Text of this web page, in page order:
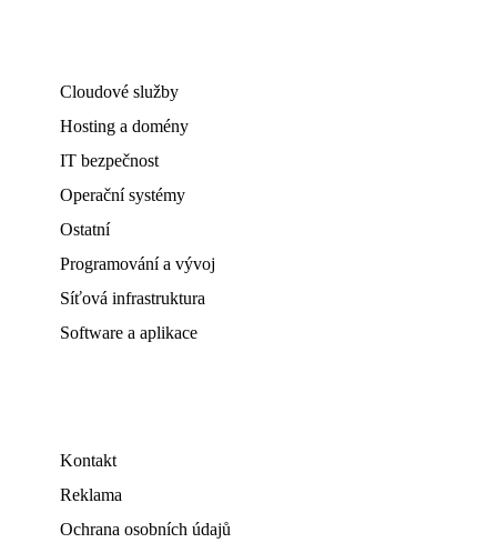
Cloudové služby
Hosting a domény
IT bezpečnost
Operační systémy
Ostatní
Programování a vývoj
Síťová infrastruktura
Software a aplikace
Kontakt
Reklama
Ochrana osobních údajů